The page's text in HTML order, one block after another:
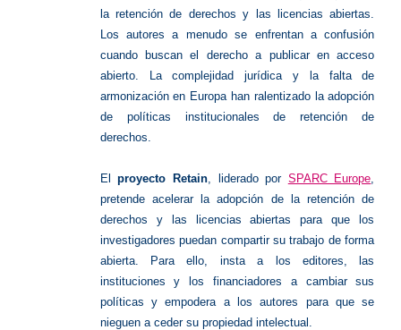
la retención de derechos y las licencias abiertas.
Los autores a menudo se enfrentan a confusión
cuando buscan el derecho a publicar en acceso
abierto. La complejidad jurídica y la falta de
armonización en Europa han ralentizado la adopción
de políticas institucionales de retención de
derechos.
Elproyecto Retain, liderado por SPARC Europe
pretende acelerar la adopción de la retención de
derechos y las licencias abiertas para que los
investigadores puedan compartir su trabajo de forma
abierta. Para ello, insta a los editores, las
instituciones y los financiadores a cambiar sus
políticas y empodera a los autores para que se
nieguen a ceder su propiedad intelectual.